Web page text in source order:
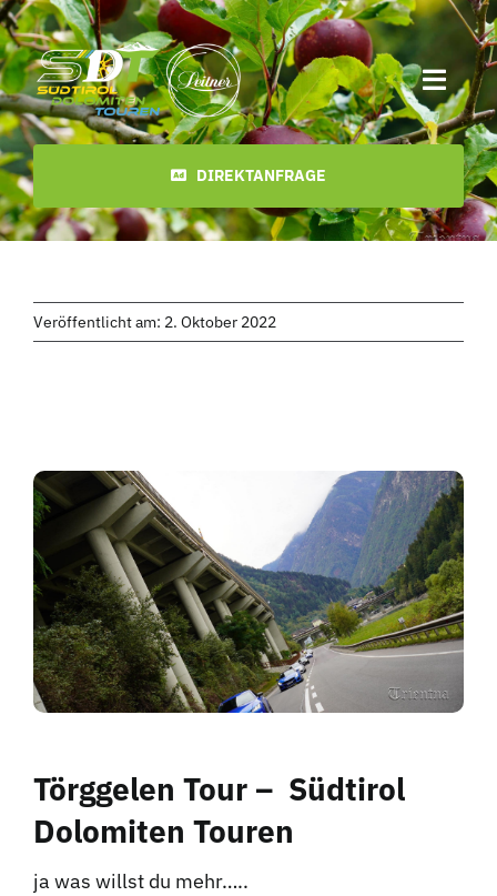
Zum
Inhalt
springen
Start
Termine
Touren
Hotel
Kontakt
DIREKTANFRAGE
Veröffentlicht am: 2. Oktober 2022
Törggelen Tour – Südtirol
Dolomiten Touren
ja was willst du mehr…..